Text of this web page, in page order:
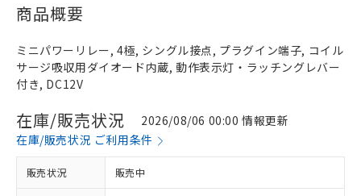
商品概要
ミニパワーリレー, 4極, シングル接点, プラグイン端子, コイル
サージ吸収用ダイオード内蔵, 動作表示灯・ラッチングレバー
付き, DC12V
在庫/販売状況
2026/08/06 00:00 情報更新
在庫/販売状況 ご利用条件
販売状況 販売中